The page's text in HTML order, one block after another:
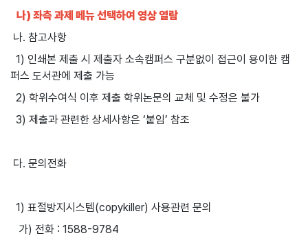
나) 좌측 과제 메뉴 선택하여 영상 열람
나. 참고사항
1) 인쇄본 제출 시 제출자 소속캠퍼스 구분없이 접근이 용이한 캠
퍼스 도서관에 제출 가능
2) 학위수여식 이후 제출 학위논문의 교체 및 수정은 불가
3) 제출과 관련한 상세사항은 ‘붙임’ 참조
다. 문의전화
1) 표절방지시스템(copykiller) 사용관련 문의
가) 전화 : 1588-9784